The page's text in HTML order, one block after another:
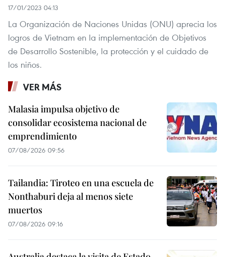
17/01/2023 04:13
La Organización de Naciones Unidas (ONU) aprecia los
logros de Vietnam en la implementación de Objetivos
de Desarrollo Sostenible, la protección y el cuidado de
los niños.
VER MÁS
Malasia impulsa objetivo de
consolidar ecosistema nacional de
emprendimiento
07/08/2026 09:56
Tailandia: Tiroteo en una escuela de
Nonthaburi deja al menos siete
muertos
07/08/2026 09:16